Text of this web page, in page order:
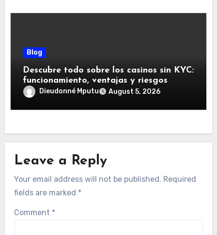
Blog
Descubre todo sobre los casinos sin KYC:
funcionamiento, ventajas y riesgos
Dieudonné Mputu August 5, 2026
Leave a Reply
Your email address will not be published. Required
fields are marked *
Comment *